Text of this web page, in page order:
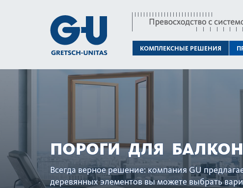
КОМПЛЕКСНЫЕ РЕШЕНИЯ
ПОРОГИ ДЛЯ
Всегда верное решение: компания GU
дер­евянных элементов вы можете выбрать